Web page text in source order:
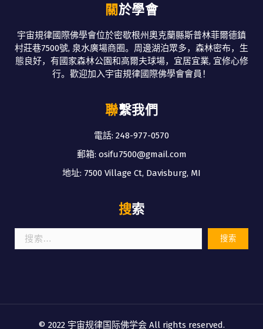
關於學會
宇宙規律國際佛學會位於密歇根州奧克蘭縣斯普林菲爾德鎮
村莊巷7500號, 泉水廣場商圈。周邊湖泊眾多，森林密布，生
態良好，有國家森林公園和高爾夫球場，宜居宜業, 宜修心修
行。歡迎加入宇宙規律國際佛學會會員！
聯繫我們
電話: 248-977-0570
郵箱: osifu7500@gmail.com
地址: 7500 Village Ct, Davisburg, MI
搜索
索：
© 2022 宇宙规律国际佛学会 All rights reserved.